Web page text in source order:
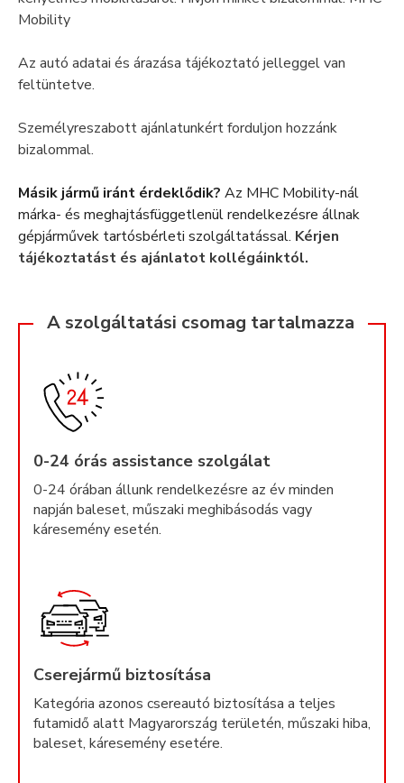
Mobility
Az autó adatai és árazása tájékoztató jelleggel van
feltüntetve.
Személyreszabott ajánlatunkért forduljon hozzánk
bizalommal.
Másik jármű iránt érdeklődik? Az MHC Mobility-nál
márka- és meghajtásfüggetlenül rendelkezésre állnak
gépjárművek tartósbérleti szolgáltatással. Kérjen
tájékoztatást és ajánlatot kollégáinktól.
A szolgáltatási csomag tartalmazza
0-24 órás assistance szolgálat
0-24 órában állunk rendelkezésre az év minden
napján baleset, műszaki meghibásodás vagy
káresemény esetén.
Cserejármű biztosítása
Kategória azonos csereautó biztosítása a teljes
futamidő alatt Magyarország területén, műszaki hiba,
baleset, káresemény esetére.